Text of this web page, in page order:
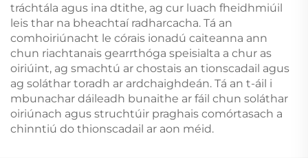
tráchtála agus ina dtithe, ag cur luach fheidhmiúil
leis thar na bheachtaí radharcacha. Tá an
comhoiriúnacht le córais ionadú caiteanna ann
chun riachtanais gearrthóga speisialta a chur as
oiriúint, ag smachtú ar chostais an tionscadail agus
ag soláthar toradh ar ardchaighdeán. Tá an t-áil i
mbunachar dáileadh bunaithe ar fáil chun soláthar
oiriúnach agus struchtúir praghais comórtasach a
chinntiú do thionscadail ar aon méid.